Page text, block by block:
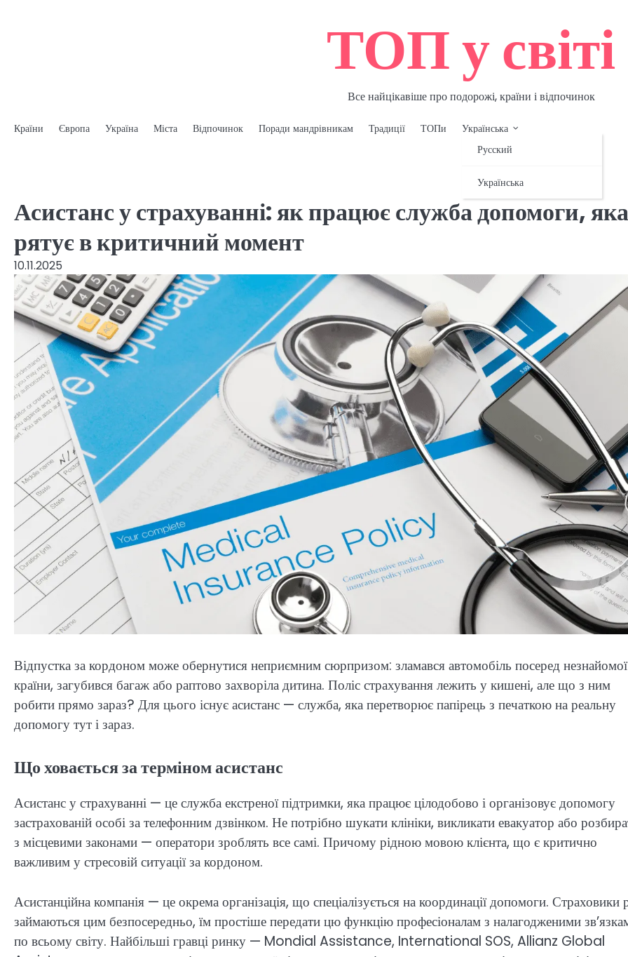
ТОП у світі
Все найцікавіше про подорожі, країни і відпочинок
Країни Європа Україна Міста Відпочинок Поради мандрівникам Традиції ТОПи
Українська
Русский
Українська
Асистанс у страхуванні: як працює служба допомоги, яка
рятує в критичний момент
10.11.2025
Відпустка за кордоном може обернутися неприємним сюрпризом: зламався автомобіль посеред незнайомої
країни, загубився багаж або раптово захворіла дитина. Поліс страхування лежить у кишені, але що з ним
робити прямо зараз? Для цього існує асистанс — служба, яка перетворює папірець з печаткою на реальну
допомогу тут і зараз.
Що ховається за терміном асистанс
Асистанс у страхуванні — це служба екстреної підтримки, яка працює цілодобово і організовує допомогу
застрахованій особі за телефонним дзвінком. Не потрібно шукати клініки, викликати евакуатор або
з місцевими законами — оператори зроблять все самі. Причому рідною мовою клієнта, що є критично
важливим у стресовій ситуації за кордоном.
Асистанційна компанія — це окрема організація, що спеціалізується на координації допомоги. Страховики
займаються цим безпосередньо, їм простіше передати цю функцію професіоналам з налагодженими
по всьому світу. Найбільші гравці ринку — Mondial Assistance, International SOS, Allianz Global